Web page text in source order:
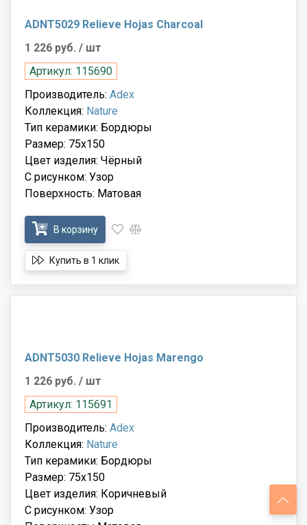
ADNT5029 Relieve Hojas Charcoal
1 226 руб. / шт
Артикул: 115690
Производитель: Adex
Коллекция: Nature
Тип керамики: Бордюры
Размер: 75x150
Цвет изделия: Чёрный
С рисунком: Узор
Поверхность: Матовая
В корзину
Купить в 1 клик
ADNT5030 Relieve Hojas Marengo
1 226 руб. / шт
Артикул: 115691
Производитель: Adex
Коллекция: Nature
Тип керамики: Бордюры
Размер: 75x150
Цвет изделия: Коричневый
С рисунком: Узор